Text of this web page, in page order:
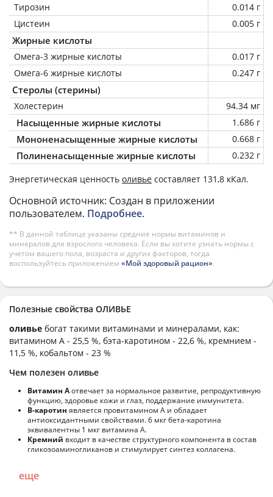
Тирозин
0.014 г
Цистеин
0.005 г
Жирные кислоты
Омега-3 жирные кислоты
0.017 г
Омега-6 жирные кислоты
0.247 г
Стеролы (стерины)
Холестерин 94.34 мг
Насыщенные жирные кислоты 1.686 г
Мононенасыщенные жирные кислоты 0.668 г
Полиненасыщенные жирные кислоты 0.232 г
Энергетическая ценность оливье составляет 131,8 кКал.
Основной источник: Создан в приложении
пользователем. Подробнее.
** В данной таблице указаны средние нормы витаминов и
минералов для взрослого человека. Если вы хотите узнать нормы с
учетом вашего пола, возраста и других факторов, тогда
воспользуйтесь приложением «Мой здоровый рацион».
Полезные свойства ОЛИВЬЕ
оливье богат такими витаминами и минералами, как:
витамином А - 25,5 %, бэта-каротином - 22,6 %, кремнием -
11,5 %, кобальтом - 23 %
Чем полезен оливье
Витамин Аотвечает за нормальное развитие, репродуктивную
функцию, здоровье кожи и глаз, поддержание иммунитета.
В-каротин является провитамином А и обладает
антиоксидантными свойствами. 6 мкг бета-каротина
эквивалентны 1 мкг витамина А.
Кремний входит в качестве структурного компонента в состав
гликозоаминогликанов и стимулирует синтез коллагена.
еще